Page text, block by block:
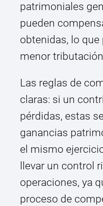
patrimoniales
pueden
obtenidas, lo
menor
Las reglas de
claras: si un
pérdidas, estas
ganancias
el mismo
llevar un control
operaciones, ya
proceso de